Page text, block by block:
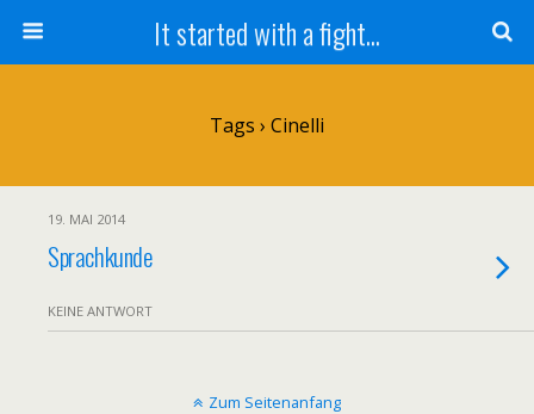
It started with a fight...
Tags › Cinelli
19. MAI 2014
Sprachkunde
KEINE ANTWORT
Zum Seitenanfang